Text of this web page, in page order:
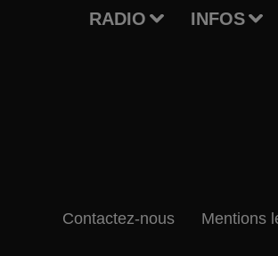
RADIO INFOS
Contactez-nous Mentions